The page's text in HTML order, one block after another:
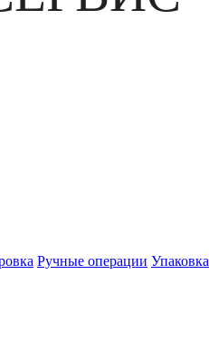
Ручные операции Упаковка